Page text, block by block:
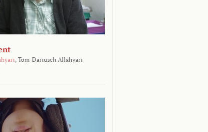
, Tom-Dariusch Allahyari